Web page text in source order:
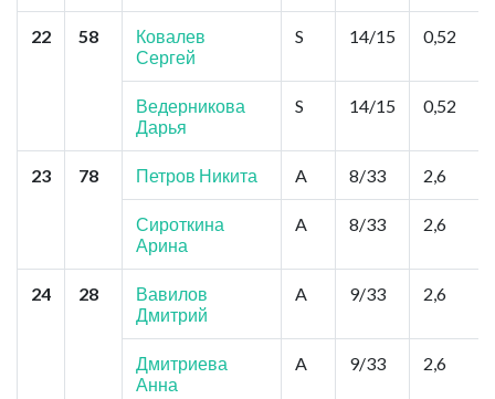
22 58
Ковалев
Сергей
S 14/15 0,52
Ведерникова
Дарья
S 14/15 0,52
23 78 Петров Никита A 8/33 2,6
Сироткина
Арина
A 8/33 2,6
24 28
Вавилов
Дмитрий
A 9/33 2,6
Дмитриева
Анна
A 9/33 2,6